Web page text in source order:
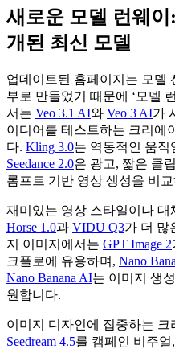
새로운 모델 런웨
개된 최신 모델
업데이트된 홈페이지는 모델
부로 만들었기 때문에 ‘모델
서는 Veo 3.1 AI와 Veo 3 AI가
이디어를 테스트하는 크리에
다. Kling 3.0는 역동적인 움직
Seedance 2.0은 광고, 짧은 클
롬프트 기반 영상 생성을 비
재미있는 영상 스타일이나
Horse 1.0과 VIDU Q3가 더 많
지 이미지에서는 GPT Image 2
크플로에 유용하며, Nano
Nano Banana AI는 이미지 생
원합니다.
이미지 디자인에 집중하는 크
Seedream 4.5를 캠페인 비주얼